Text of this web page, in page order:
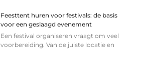
Feesttent huren voor festivals: de basis
voor een geslaagd evenement
Een festival organiseren vraagt om veel
voorbereiding. Van de juiste locatie en